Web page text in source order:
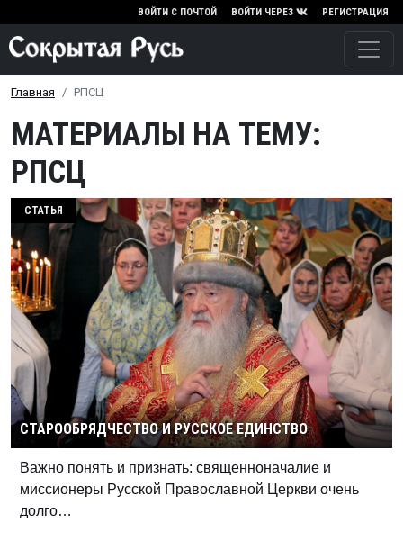
Перейти к основному
ВОЙТИ С ПОЧТОЙ ВОЙТИ ЧЕРЕЗ РЕГИСТРАЦИЯ
Главная РПСЦ
МАТЕРИАЛЫ НА ТЕМУ:
РПСЦ
СТАТЬЯ
СТАРООБРЯДЧЕСТВО И РУССКОЕ ЕДИНСТВО
Важно понять и признать: священноначалие и
миссионеры Русской Православной Церкви очень
долго…